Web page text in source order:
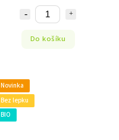
Do košíku
Novinka
Bez lepku
BIO